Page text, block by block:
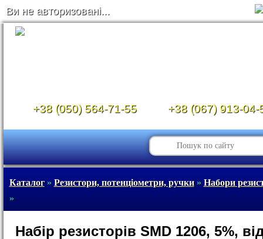
Ви не авторизовані...
+38 (050) 564-71-55 +38 (067) 913-04-
Каталог» Резистори, потенціометри, ручки» Набори
»
Набір резисторів SMD 1206, 5%,